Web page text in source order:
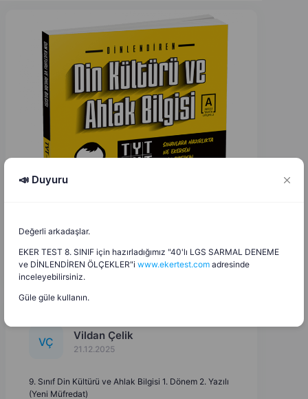
VÇ Vildan Çelik
21.12.2025
9. Sınıf Din Kültürü ve Ahlak Bilgisi 1. Dönem 2. Yazılı
(Yeni Müfredat)
📣 Duyuru
Değerli arkadaşlar.
EKER TEST 8. SINIF için hazırladığımız "40'lı LGS SARMAL DENEME
ve DİNLENDİREN ÖLÇEKLER"i www.ekertest.com adresinde
inceleyebilirsiniz.
Güle güle kullanın.